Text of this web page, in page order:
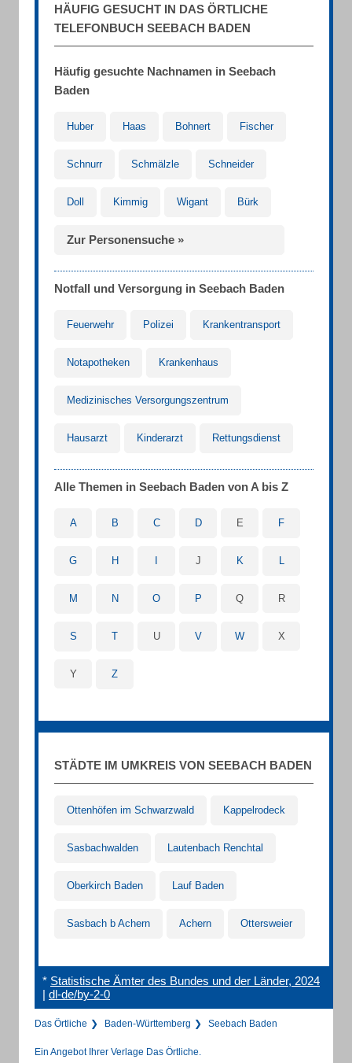
HÄUFIG GESUCHT IN DAS ÖRTLICHE
TELEFONBUCH SEEBACH BADEN
Häufig gesuchte Nachnamen in Seebach
Baden
Huber Haas Bohnert Fischer
Schnurr Schmälzle Schneider
Doll Kimmig Wigant Bürk
Zur Personensuche »
Notfall und Versorgung in Seebach Baden
Feuerwehr Polizei Krankentransport
Notapotheken Krankenhaus
Medizinisches Versorgungszentrum
Hausarzt Kinderarzt Rettungsdienst
Alle Themen in Seebach Baden von A bis Z
A B C D E F
G H J K L
M N O P Q R
S T U V W X
Y Z
STÄDTE IM UMKREIS VON SEEBACH BADEN
Ottenhöfen im Schwarzwald Kappelrodeck
Sasbachwalden Lautenbach Renchtal
Oberkirch Baden Lauf Baden
Sasbach b Achern Achern Ottersweier
* Statistische Ämter des Bundes und der Länder, 2024
| dl-de/by-2-0
Das Örtliche Baden-Württemberg Seebach Baden
Ein Angebot Ihrer Verlage Das Örtliche.